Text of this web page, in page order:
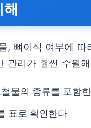
, 뼈이식 여부에
관리가 훨씬 수월
물의 종류를 포함
표로 확인한다